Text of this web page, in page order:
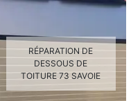
RÉPARATION DE
DESSOUS DE
TOITURE 73 SAVOIE